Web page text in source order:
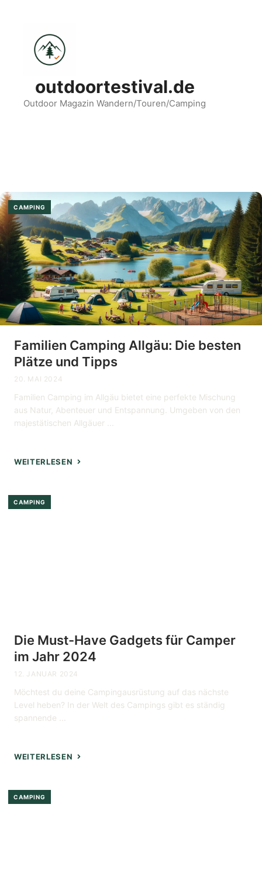
springen
outdoortestival.de
Outdoor Magazin Wandern/Touren/Camping
CAMPING
Familien Camping Allgäu: Die besten
Plätze und Tipps
20. MAI 2024
Familien Camping im Allgäu bietet eine perfekte Mischung
aus Natur, Abenteuer und Entspannung. Umgeben von den
majestätischen Allgäuer ...
WEITERLESEN
CAMPING
Die Must-Have Gadgets für Camper
im Jahr 2024
12. JANUAR 2024
Möchtest du deine Campingausrüstung auf das nächste
Level heben? In der Welt des Campings gibt es ständig
spannende ...
WEITERLESEN
CAMPING